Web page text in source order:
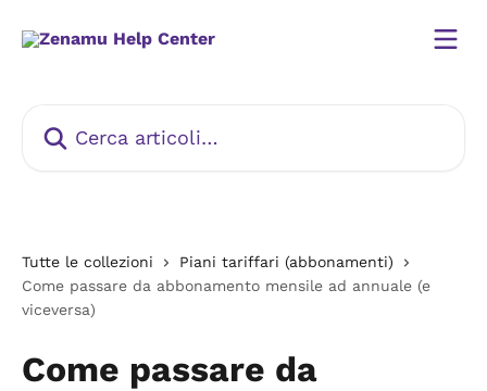
Tutte le collezioni
Piani tariffari (abbonamenti)
Come passare da abbonamento mensile ad annuale (e
viceversa)
Come passare da